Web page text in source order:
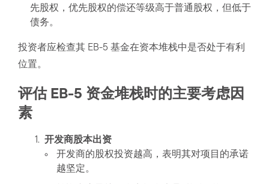
先股权，优先股权的偿还等级高于普通股权，但低于
债务。
投资者应检查其 EB-5 基金在资本堆栈中是否处于有利
位置。
评估 EB-5 资金堆栈时的主要考虑因
素
开发商股本出资
开发商的股权投资越高，表明其对项目的承诺
越坚定。